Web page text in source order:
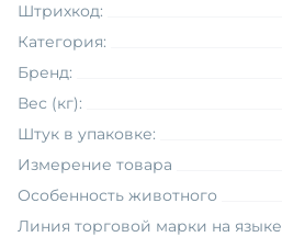
Штрихкод:
Категория:
Бренд:
Вес (кг):
Штук в упаковке:
Измерение товара
Особенность животного
Линия торговой марки на языке